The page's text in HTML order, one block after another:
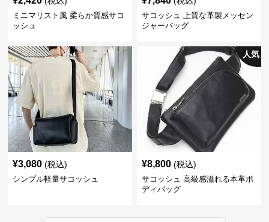
ミニマリスト風 柔らか質感サコ
ッシュ
サコッシュ 上質な革製メッセン
ジャーバッグ
¥3,080 (税込)
シンプル軽量サコッシュ
人気
¥8,800 (税込)
サコッシュ 高級感溢れる本革ボ
ディバッグ